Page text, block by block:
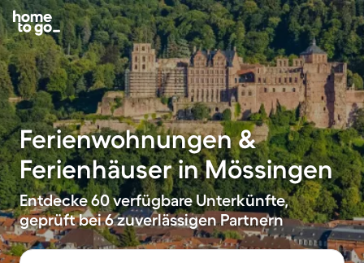
Ferienwohnungen &
Ferienhäuser in Mössingen
Entdecke 60 verfügbare Unterkünfte,
geprüft bei 6 zuverlässigen Partnern